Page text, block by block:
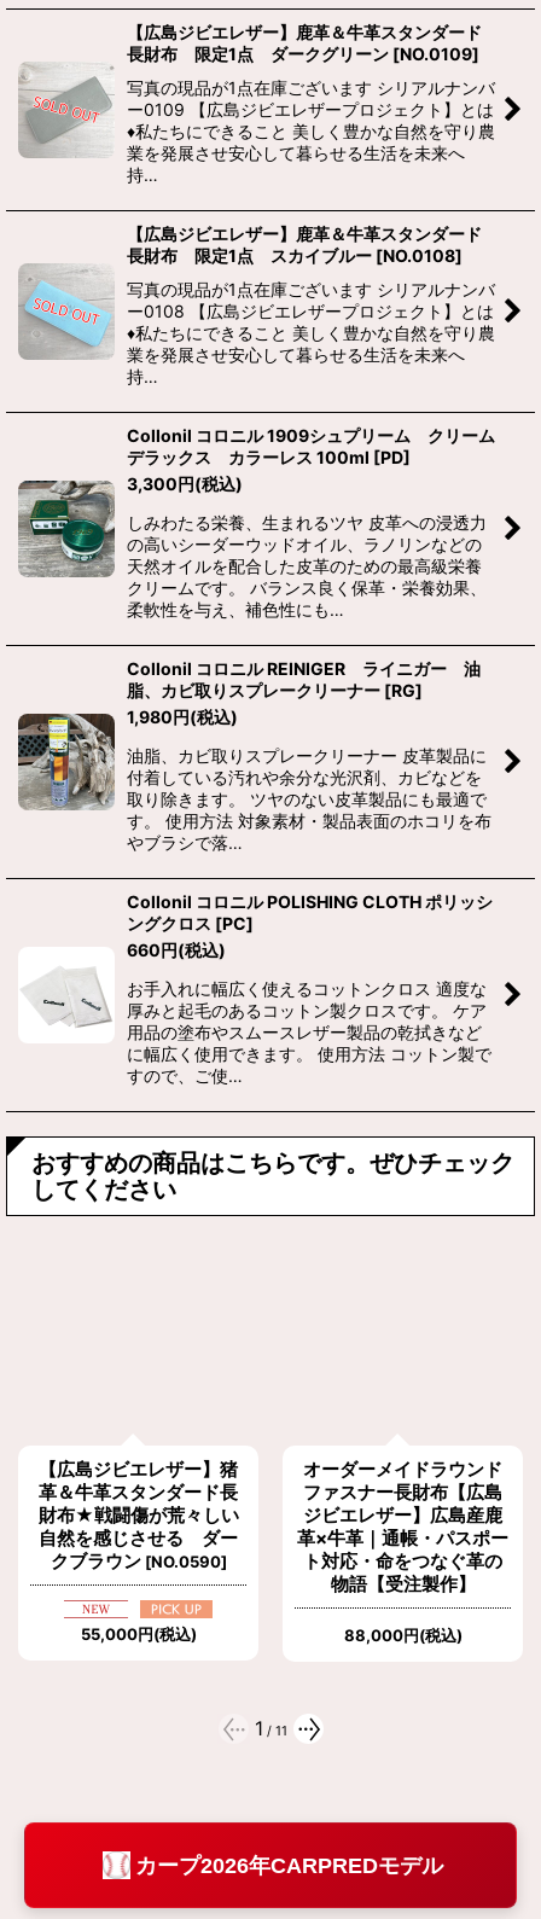
【広島ジビエレザー】鹿革＆牛革スタンダード
長財布 限定1点 ダークグリーン [NO.0109]
写真の現品が1点在庫ございます シリアルナンバ
ー0109 【広島ジビエレザープロジェクト】とは
♦私たちにできること 美しく豊かな自然を守り農
業を発展させ安心して暮らせる生活を未来へ
持…
【広島ジビエレザー】鹿革＆牛革スタンダード
長財布 限定1点 スカイブルー [NO.0108]
写真の現品が1点在庫ございます シリアルナンバ
ー0108 【広島ジビエレザープロジェクト】とは
♦私たちにできること 美しく豊かな自然を守り農
業を発展させ安心して暮らせる生活を未来へ
持…
Collonil コロニル 1909シュプリーム クリーム
デラックス カラーレス 100ml [PD]
3,300円(税込)
しみわたる栄養、生まれるツヤ 皮革への浸透力
の高いシーダーウッドオイル、ラノリンなどの
天然オイルを配合した皮革のための最高級栄養
クリームです。 バランス良く保革・栄養効果、
柔軟性を与え、補色性にも…
Collonil コロニル REINIGER ライニガー 油
脂、カビ取りスプレークリーナー [RG]
1,980円(税込)
油脂、カビ取りスプレークリーナー 皮革製品に
付着している汚れや余分な光沢剤、カビなどを
取り除きます。 ツヤのない皮革製品にも最適で
す。 使用方法 対象素材・製品表面のホコリを布
やブラシで落…
Collonil コロニル POLISHING CLOTH ポリッシ
ングクロス [PC]
660円(税込)
お手入れに幅広く使えるコットンクロス 適度な
厚みと起毛のあるコットン製クロスです。 ケア
用品の塗布やスムースレザー製品の乾拭きなど
に幅広く使用できます。 使用方法 コットン製で
すので、ご使…
おすすめの商品はこちらです。ぜひチェック
してください
【広島ジビエレザー】猪
革＆牛革スタンダード長
財布★戦闘傷が荒々しい
自然を感じさせる ダー
クブラウン [NO.0590]
55,000円(税込)
オーダーメイドラウンド
ファスナー長財布【広島
ジビエレザー】広島産鹿
革×牛革｜通帳・パスポー
ト対応・命をつなぐ革の
物語【受注製作】
88,000円(税込)
1 / 11
カープ2026年CARPREDモデル